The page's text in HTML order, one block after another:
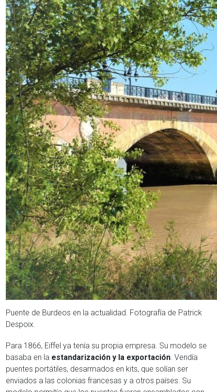
Puente de Burdeos en la actualidad. Fotografía de Patrick
Despoix.
Para 1866, Eiffel ya tenía su propia empresa. Su modelo se
basaba en la estandarización y la exportación. Vendía
puentes portátiles, desarmados en kits, que solían ser
enviados a las colonias francesas y a otros países. Su